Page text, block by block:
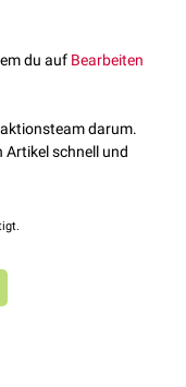
du auf Bearbeiten
darum.
Artikel schnell und